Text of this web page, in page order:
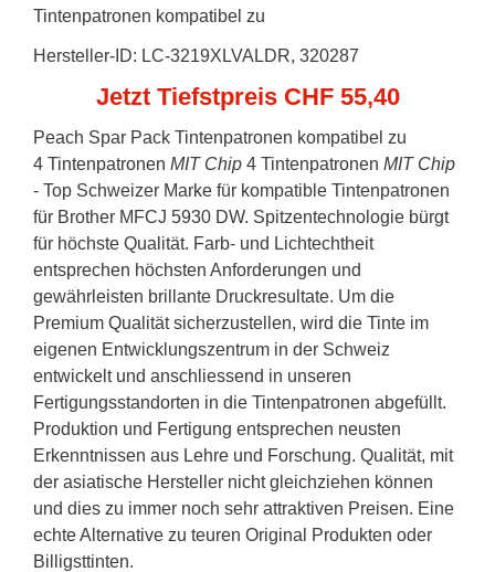
Tintenpatronen kompatibel zu
Hersteller-ID: LC-3219XLVALDR, 320287
Jetzt Tiefstpreis CHF 55,40
Peach Spar Pack Tintenpatronen kompatibel zu
4 Tintenpatronen MIT Chip 4 Tintenpatronen MIT Chip
- Top Schweizer Marke für kompatible Tintenpatronen
für Brother MFCJ 5930 DW. Spitzentechnologie bürgt
für höchste Qualität. Farb- und Lichtechtheit
entsprechen höchsten Anforderungen und
gewährleisten brillante Druckresultate. Um die
Premium Qualität sicherzustellen, wird die Tinte im
eigenen Entwicklungszentrum in der Schweiz
entwickelt und anschliessend in unseren
Fertigungsstandorten in die Tintenpatronen abgefüllt.
Produktion und Fertigung entsprechen neusten
Erkenntnissen aus Lehre und Forschung. Qualität, mit
der asiatische Hersteller nicht gleichziehen können
und dies zu immer noch sehr attraktiven Preisen. Eine
echte Alternative zu teuren Original Produkten oder
Billigsttinten.